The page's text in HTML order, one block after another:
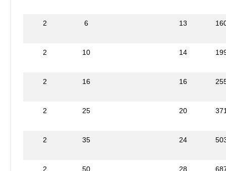
2 6 13
2 10 14
2 16 16
2 25 20
2 35 24
2 50 28